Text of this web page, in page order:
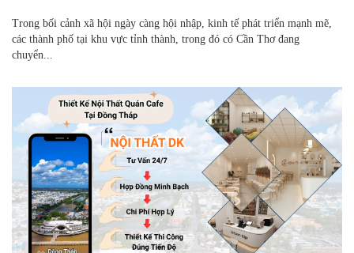
Trong bối cảnh xã hội ngày càng hội nhập, kinh tế phát triển mạnh mẽ,
các thành phố tại khu vực tỉnh thành, trong đó có Cần Thơ đang
chuyển...